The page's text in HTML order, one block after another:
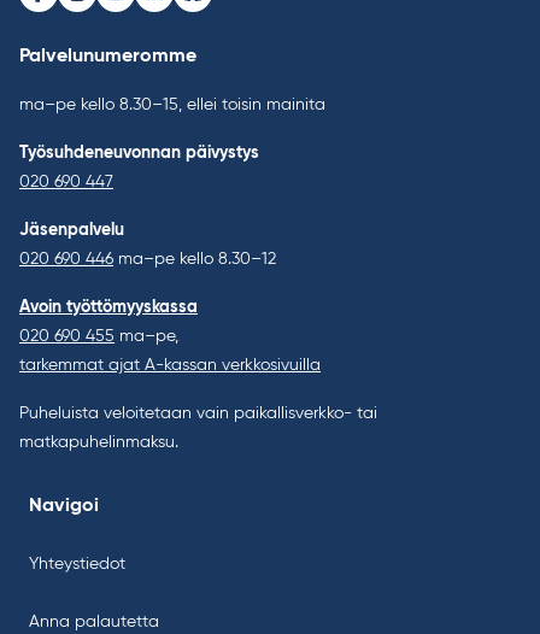
Facebook
Instagram
Youtube
LinkedInBluesky
Palvelunumeromme
ma–pe kello 8.30–15, ellei toisin mainita
Työsuhdeneuvonnan päivystys
020 690 447
Jäsenpalvelu
020 690 446 ma–pe kello 8.30–12
Avoin työttömyyskassa
020 690 455 ma–pe,
tarkemmat ajat A-kassan verkkosivuilla
Puheluista veloitetaan vain paikallisverkko- tai
matkapuhelinmaksu.
Navigoi
Yhteystiedot
Anna palautetta